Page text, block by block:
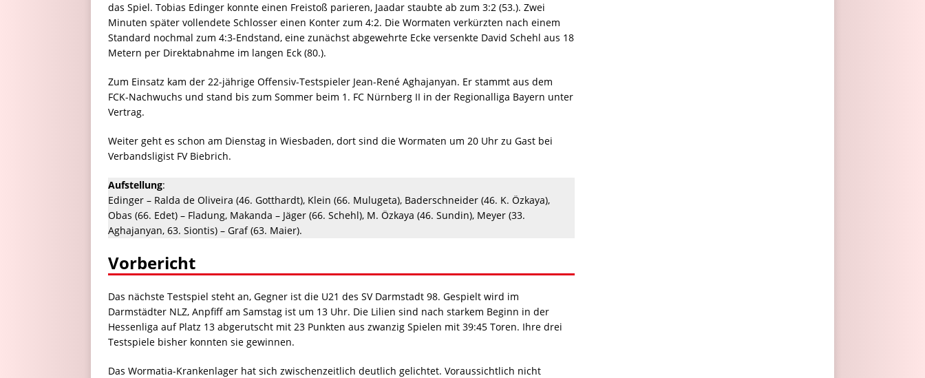
das Spiel. Tobias Edinger konnte einen Freistoß parieren, Jaadar staubte ab zum 3:2 (53.). Zwei
Minuten später vollendete Schlosser einen Konter zum 4:2. Die Wormaten verkürzten nach einem
Standard nochmal zum 4:3-Endstand, eine zunächst abgewehrte Ecke versenkte David Schehl aus 18
Metern per Direktabnahme im langen Eck (80.).
Zum Einsatz kam der 22-jährige Offensiv-Testspieler Jean-René Aghajanyan. Er stammt aus dem
FCK-Nachwuchs und stand bis zum Sommer beim 1. FC Nürnberg II in der Regionalliga Bayern unter
Vertrag.
Weiter geht es schon am Dienstag in Wiesbaden, dort sind die Wormaten um 20 Uhr zu Gast bei
Verbandsligist FV Biebrich.
Aufstellung:
Edinger – Ralda de Oliveira (46. Gotthardt), Klein (66. Mulugeta), Baderschneider (46. K. Özkaya),
Obas (66. Edet) – Fladung, Makanda – Jäger (66. Schehl), M. Özkaya (46. Sundin), Meyer (33.
Aghajanyan, 63. Siontis) – Graf (63. Maier).
Vorbericht
Das nächste Testspiel steht an, Gegner ist die U21 des SV Darmstadt 98. Gespielt wird im
Darmstädter NLZ, Anpfiff am Samstag ist um 13 Uhr. Die Lilien sind nach starkem Beginn in der
Hessenliga auf Platz 13 abgerutscht mit 23 Punkten aus zwanzig Spielen mit 39:45 Toren. Ihre drei
Testspiele bisher konnten sie gewinnen.
Das Wormatia-Krankenlager hat sich zwischenzeitlich deutlich gelichtet. Voraussichtlich nicht